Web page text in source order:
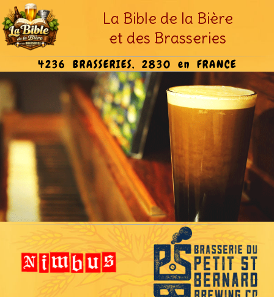
La Bible de la Bière
et des Brasseries
4236 BRASSERIES, 2830 en FRANCE